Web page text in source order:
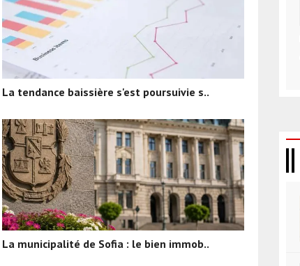
La tendance baissière s'est poursuivie s..
La municipalité de Sofia : le bien immob..